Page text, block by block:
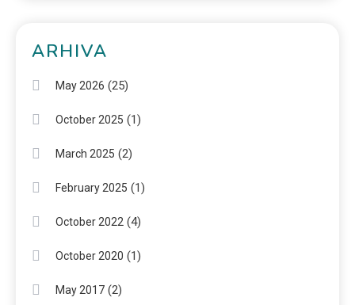
ARHIVA
May 2026 (25)
October 2025 (1)
March 2025 (2)
February 2025 (1)
October 2022 (4)
October 2020 (1)
May 2017 (2)